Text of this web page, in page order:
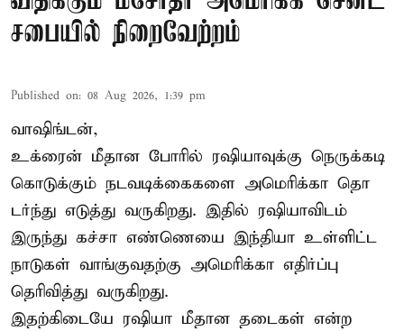
சபையில் நிறைவேற்றம்
Published on: 08 Aug 2026, 1:39 pm
வாஷிங்டன்,
உக்ரைன் மீதான போரில் ரஷியாவுக்கு நெருக்கடி
கொடுக்கும் நடவடிக்கைகளை அமெரிக்கா தொ
டர்ந்து எடுத்து வருகிறது. இதில் ரஷியாவிடம்
இருந்து கச்சா எண்ணெயை இந்தியா உள்ளிட்ட
நாடுகள் வாங்குவதற்கு அமெரிக்கா எதிர்ப்பு
தெரிவித்து வருகிறது.
இதற்கிடையே ரஷியா மீதான தடைகள் என்ற